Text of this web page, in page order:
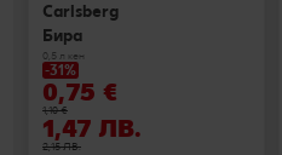
Carlsberg
Бира
0,5 л кен
-31%
0,75 €
1,10 €
1,47 ЛВ.
2,15 ЛВ.